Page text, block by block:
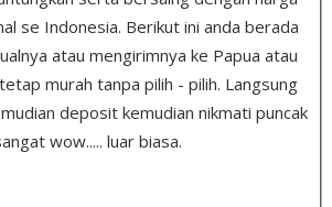
se Indonesia. Berikut ini anda berada
atau mengirimnya ke Papua atau
murah tanpa pilih - pilih. Langsung
deposit kemudian nikmati puncak
wow..... luar biasa.